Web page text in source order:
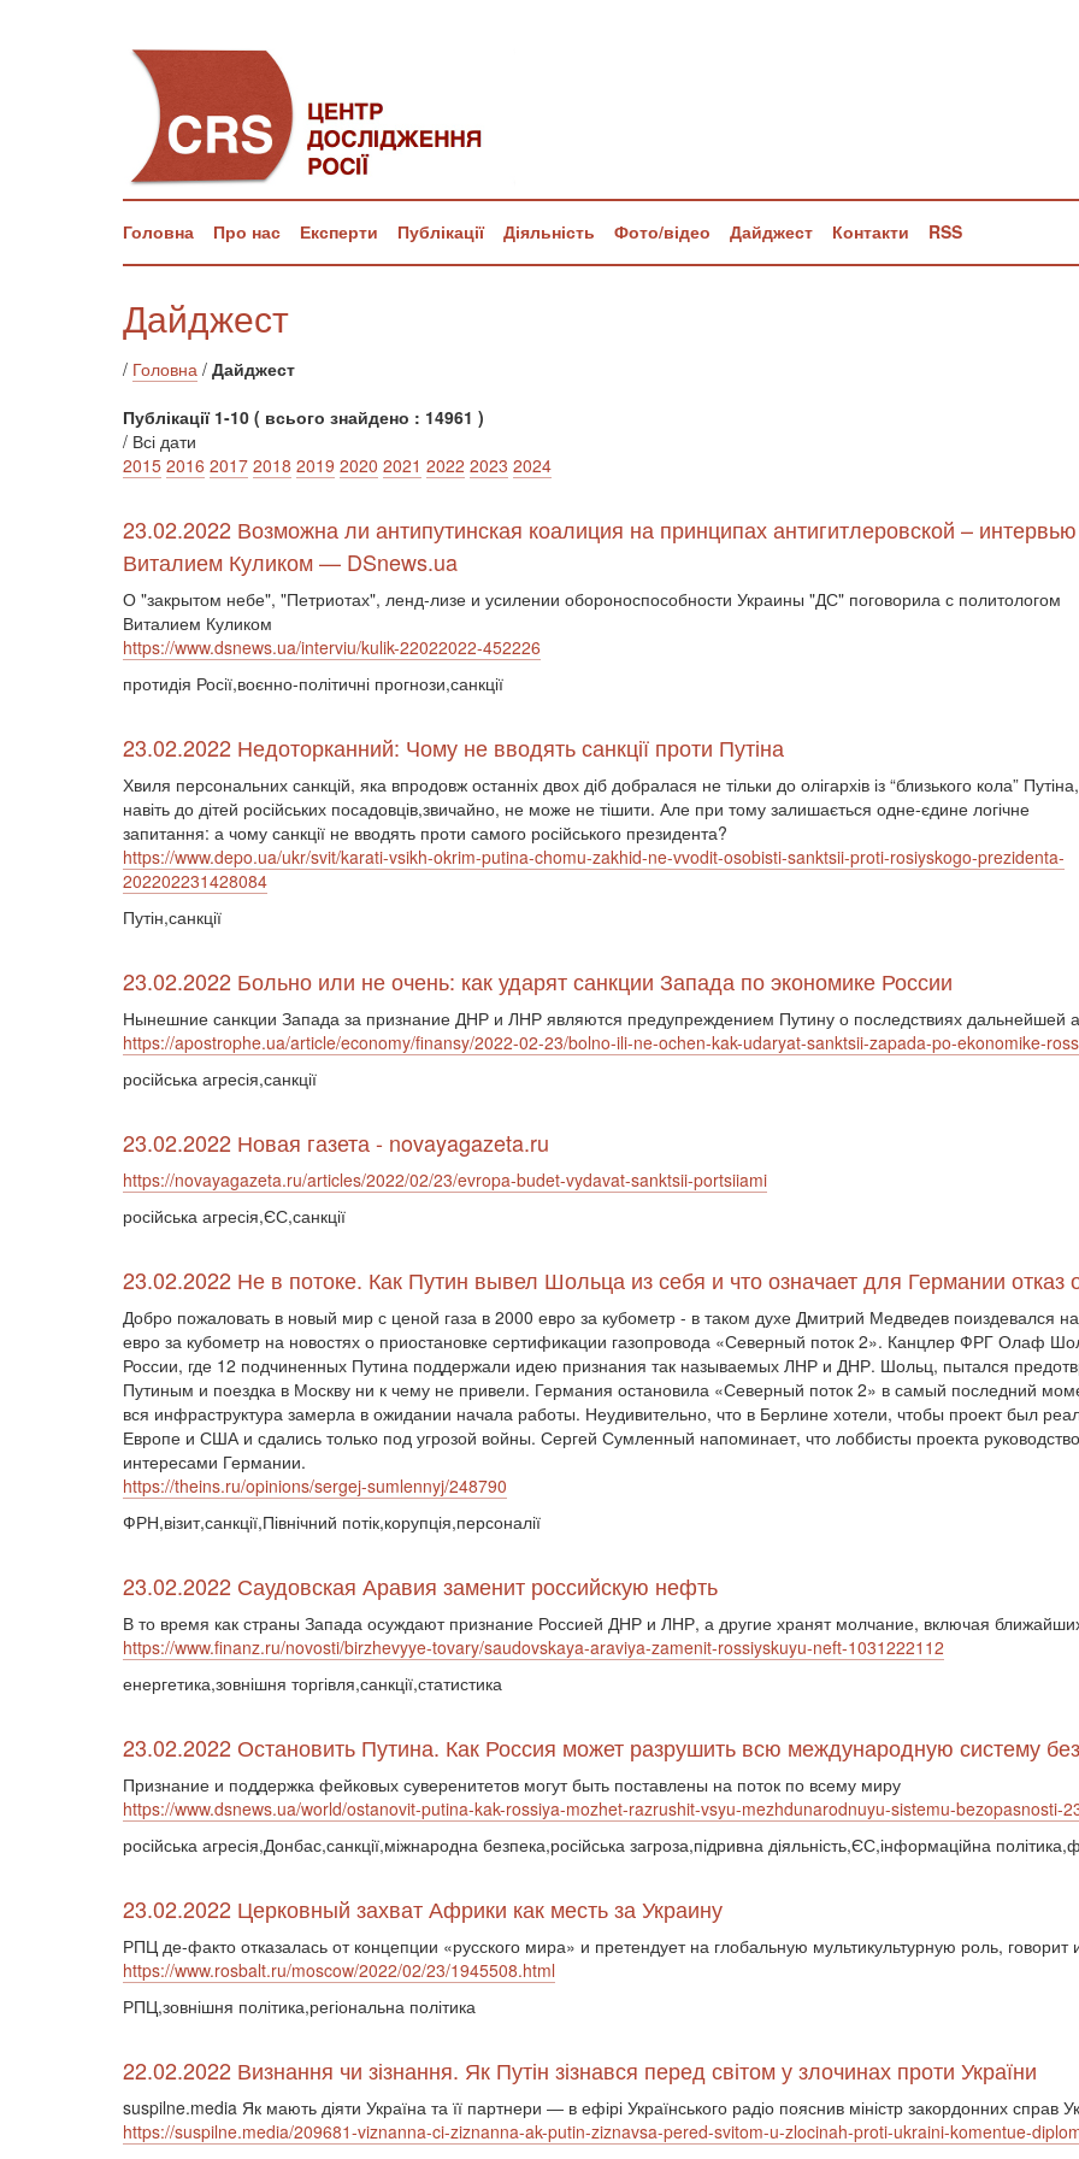
Головна Про нас Експерти Публікації Діяльність Фото/відео Дайджест Контакти RSS
Дайджест
/ Головна / Дайджест
Публікації 1-10 ( всього знайдено : 14961 )
/ Всі дати
2015 2016 2017 2018 2019 2020 2021 2022 2023 2024
23.02.2022 Возможна ли антипутинская коалиция на принципах антигитлеровской –
Виталием Куликом — DSnews.ua
О "закрытом небе", "Петриотах", ленд-лизе и усилении обороноспособности Украины "ДС" поговорила с политологом
Виталием Куликом
https://www.dsnews.ua/interviu/kulik-22022022-452226
протидія Росії,воєнно-політичні прогнози,санкції
23.02.2022 Недоторканний: Чому не вводять санкції проти Путіна
Хвиля персональних санкцій, яка впродовж останніх двох діб добралася не тільки до олігархів із “близького кола”
навіть до дітей російських посадовців,звичайно, не може не тішити. Але при тому залишається одне-єдине логічне
запитання: а чому санкції не вводять проти самого російського президента?
https://www.depo.ua/ukr/svit/karati-vsikh-okrim-putina-chomu-zakhid-ne-vvodit-osobisti-sanktsii-proti-rosiyskogo-prezidenta-
202202231428084
Путін,санкції
23.02.2022 Больно или не очень: как ударят санкции Запада по экономике России
Нынешние санкции Запада за признание ДНР и ЛНР являются предупреждением Путину о последствиях дальнейшей
https://apostrophe.ua/article/economy/finansy/2022-02-23/bolno-ili-ne-ochen-kak-udaryat-sanktsii-zapada-po-ekonomike-
російська агресія,санкції
23.02.2022 Новая газета - novayagazeta.ru
https://novayagazeta.ru/articles/2022/02/23/evropa-budet-vydavat-sanktsii-portsiiami
російська агресія,ЄС,санкції
23.02.2022 Не в потоке. Как Путин вывел Шольца из себя и что означает для Германии отказ
Добро пожаловать в новый мир с ценой газа в 2000 евро за кубометр - в таком духе Дмитрий Медведев поиздевался
евро за кубометр на новостях о приостановке сертификации газопровода «Северный поток 2». Канцлер ФРГ Олаф
России, где 12 подчиненных Путина поддержали идею признания так называемых ЛНР и ДНР. Шольц, пытался
Путиным и поездка в Москву ни к чему не привели. Германия остановила «Северный поток 2» в самый последний
вся инфраструктура замерла в ожидании начала работы. Неудивительно, что в Берлине хотели, чтобы проект был
Европе и США и сдались только под угрозой войны. Сергей Сумленный напоминает, что лоббисты проекта
интересами Германии.
https://theins.ru/opinions/sergej-sumlennyj/248790
ФРН,візит,санкції,Північний потік,корупція,персоналії
23.02.2022 Саудовская Аравия заменит российскую нефть
В то время как страны Запада осуждают признание Россией ДНР и ЛНР, а другие хранят молчание, включая
https://www.finanz.ru/novosti/birzhevyye-tovary/saudovskaya-araviya-zamenit-rossiyskuyu-neft-1031222112
енергетика,зовнішня торгівля,санкції,статистика
23.02.2022 Остановить Путина. Как Россия может разрушить всю международную систему
Признание и поддержка фейковых суверенитетов могут быть поставлены на поток по всему миру
https://www.dsnews.ua/world/ostanovit-putina-kak-rossiya-mozhet-razrushit-vsyu-mezhdunarodnuyu-sistemu-bezopasnosti-
російська агресія,Донбас,санкції,міжнародна безпека,російська загроза,підривна діяльність,ЄС,інформаційна
23.02.2022 Церковный захват Африки как месть за Украину
РПЦ де-факто отказалась от концепции «русского мира» и претендует на глобальную мультикультурную роль,
https://www.rosbalt.ru/moscow/2022/02/23/1945508.html
РПЦ,зовнішня політика,регіональна політика
22.02.2022 Визнання чи зізнання. Як Путін зізнався перед світом у злочинах проти України
suspilne.media Як мають діяти Україна та її партнери ― в ефірі Українського радіо пояснив міністр закордонних
https://suspilne.media/209681-viznanna-ci-ziznanna-ak-putin-ziznavsa-pered-svitom-u-zlocinah-proti-ukraini-komentue-